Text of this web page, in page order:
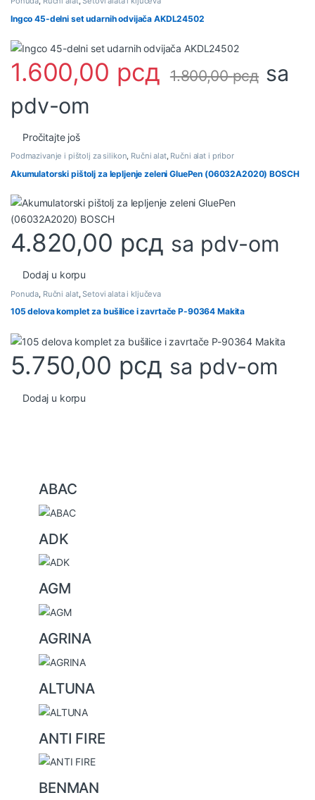
Ingco 45-delni set udarnih odvijača AKDL24502
1.600,00 рсд 1.800,00рсд sa
pdv-om
Pročitajte još
Podmazivanje i pištolj za silikon, Ručni alat, Ručni alat i pribor
Akumulatorski pištolj za lepljenje zeleni GluePen (06032A2020) BOSCH
4.820,00 рсд sa pdv-om
Dodaj u korpu
Ponuda, Ručni alat,Setovi alata i ključeva
105 delova komplet za bušilice i zavrtače P-90364 Makita
5.750,00 рсд sa pdv-om
Dodaj u korpu
ABAC
ADK
AGM
AGRINA
ALTUNA
ANTI FIRE
BENMAN